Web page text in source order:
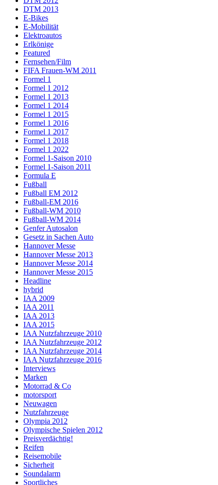
DTM 2013
E-Bikes
E-Mobilität
Elektroautos
Erlkönige
Featured
Fernsehen/Film
FIFA Frauen-WM 2011
Formel 1
Formel 1 2012
Formel 1 2013
Formel 1 2014
Formel 1 2015
Formel 1 2016
Formel 1 2017
Formel 1 2018
Formel 1 2022
Formel 1-Saison 2010
Formel 1-Saison 2011
Formula E
Fußball
Fußball EM 2012
Fußball-EM 2016
Fußball-WM 2010
Fußball-WM 2014
Genfer Autosalon
Gesetz in Sachen Auto
Hannover Messe
Hannover Messe 2013
Hannover Messe 2014
Hannover Messe 2015
Headline
hybrid
IAA 2009
IAA 2011
IAA 2013
IAA 2015
IAA Nutzfahrzeuge 2010
IAA Nutzfahrzeuge 2012
IAA Nutzfahrzeuge 2014
IAA Nutzfahrzeuge 2016
Interviews
Marken
Motorrad & Co
motorsport
Neuwagen
Nutzfahrzeuge
Olympia 2012
Olympische Spielen 2012
Preisverdächtig!
Reifen
Reisemobile
Sicherheit
Soundalarm
Sportliches